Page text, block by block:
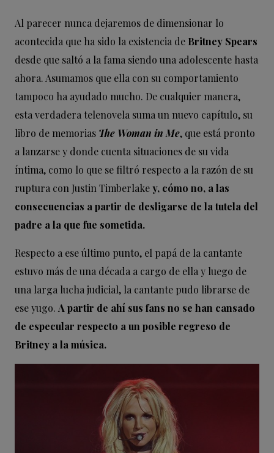
Al parecer nunca dejaremos de dimensionar lo
acontecida que ha sido la existencia de Britney Spears
desde que saltó a la fama siendo una adolescente hasta
ahora. Asumamos que ella con su comportamiento
tampoco ha ayudado mucho. De cualquier manera,
esta verdadera telenovela suma un nuevo capítulo, su
libro de memorias The Woman in Me, que está pronto
a lanzarse y donde cuenta situaciones de su vida
íntima, como lo que se filtró respecto a la razón de su
ruptura con Justin Timberlakey, cómo no, a las
consecuencias a partir de desligarse de la tutela del
padre a la que fue sometida.
Respecto a ese último punto, el papá de la cantante
estuvo más de una década a cargo de ella y luego de
una larga lucha judicial, la cantante pudo librarse de
ese yugo. A partir de ahí sus fans no se han cansado
de especular respecto a un posible regreso de
Britney a la música.